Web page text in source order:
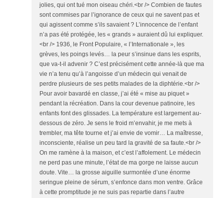
jolies, qui ont tué mon oiseau chéri.<br /> Combien de fautes
sont commises par l’ignorance de ceux qui ne savent pas et
qui agissent comme s’ils savaient ? L’innocence de l’enfant
n’a pas été protégée, les « grands » auraient dû lui expliquer.
<br /> 1936, le Front Populaire, « l’Internationale », les
grèves, les poings levés… la peur s’insinue dans les esprits,
que va-t-il advenir ? C’est précisément cette année-là que ma
vie n’a tenu qu’à l’angoisse d’un médecin qui venait de
perdre plusieurs de ses petits malades de la diphtérie.<br />
Pour avoir bavardé en classe, j’ai été « mise au piquet »
pendant la récréation. Dans la cour devenue patinoire, les
enfants font des glissades. La température est largement au-
dessous de zéro. Je sens le froid m’envahir, je me mets à
trembler, ma tête tourne et j’ai envie de vomir… La maîtresse,
inconsciente, réalise un peu tard la gravité de sa faute.<br />
On me ramène à la maison, et c’est l’affolement. Le médecin
ne perd pas une minute, l’état de ma gorge ne laisse aucun
doute. Vite… la grosse aiguille surmontée d’une énorme
seringue pleine de sérum, s’enfonce dans mon ventre. Grâce
à cette promptitude je ne suis pas repartie dans l’autre